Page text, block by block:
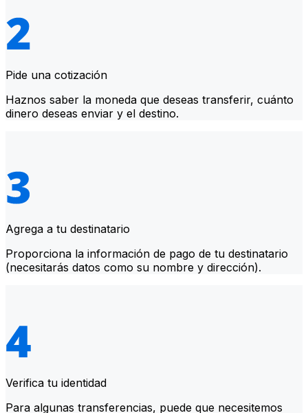
Pide una cotización
Haznos saber la moneda que deseas transferir, cuánto
dinero deseas enviar y el destino.
Agrega a tu destinatario
Proporciona la información de pago de tu destinatario
(necesitarás datos como su nombre y dirección).
Verifica tu identidad
Para algunas transferencias, puede que necesitemos